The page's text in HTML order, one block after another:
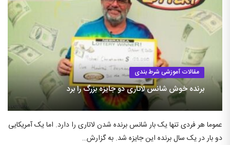
مقالات آموزشی شرط بندی
برنده خوش شانس لاتاری دو جایزه بزرگ را برد
عموما هر فردی تنها یک بار شانس برنده شدن لاتاری را دارد. اما یک آمریکایی
دو بار در یک سال برنده این جایزه شد. به گزارش…